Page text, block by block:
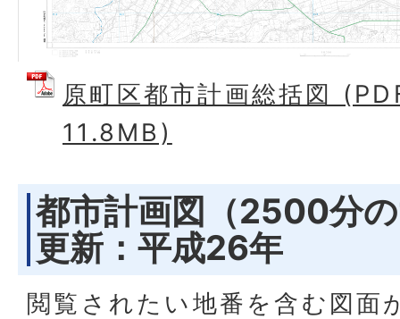
原町区都市計画総括図
11.8MB)
都市計画図（2500分
更新：平成26年
閲覧されたい地番を含む図面